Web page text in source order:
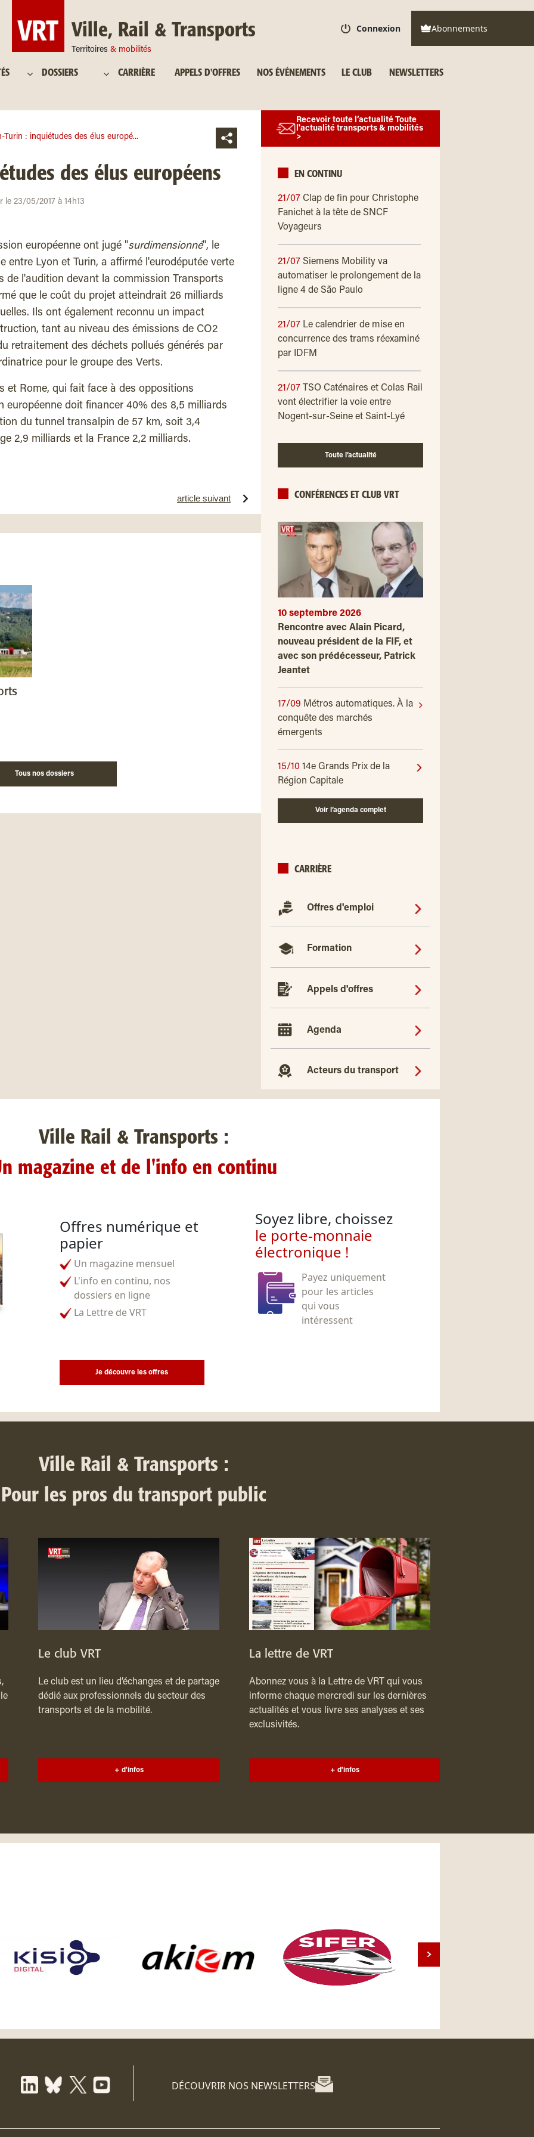
Ville, Rail & Transports
Territoires & mobilités
Connexion Abonnements
DOSSIERS CARRIÈRE APPELS D'OFFRES NOS ÉVÉNEMENTS LE CLUB NEWSLETTERS
Turin : inquiétudes des élus europé...
des élus européens
le 23/05/2017 à 14h13
européenne ont jugé "surdimensionné", le
entre Lyon et Turin, a affirmé l'eurodéputée verte
de l'audition devant la commission Transports
que le coût du projet atteindrait 26 milliards
Ils ont également reconnu un impact
tant au niveau des émissions de CO2
retraitement des déchets pollués générés par
pour le groupe des Verts.
et Rome, qui fait face à des oppositions
européenne doit financer 40% des 8,5 milliards
du tunnel transalpin de 57 km, soit 3,4
2,9 milliards et la France 2,2 milliards.
article suivant
Tous nos dossiers
Recevoir toute l’actualité Toute
l'actualité transports & mobilités
>
EN CONTINU
21/07 Clap de fin pour Christophe
Fanichet à la tête de SNCF
Voyageurs
21/07 Siemens Mobility va
automatiser le prolongement de la
ligne 4 de São Paulo
21/07 Le calendrier de mise en
concurrence des trams réexaminé
par IDFM
21/07
TSO Caténaires et Colas Rail
vont électrifier la voie entre
Nogent-sur-Seine et Saint-Lyé
Toute l’actualité
CONFÉRENCES ET CLUB VRT
10 septembre 2026
Rencontre avec Alain Picard,
nouveau président de la FIF, et
avec son prédécesseur, Patrick
Jeantet
17/09 Métros automatiques. À la
conquête des marchés
émergents
15/10 14e Grands Prix de la
Région Capitale
Voir l’agenda complet
CARRIÈRE
Offres d'emploi
Formation
Appels d'offres
Agenda
Acteurs du transport
Ville Rail & Transports :
magazine et de l'info en continu
Offres numérique et
papier
Un magazine mensuel
L'info en continu, nos
dossiers en ligne
La Lettre de VRT
Soyez libre, choissez
le porte-monnaie
électronique !
Payez uniquement
pour les articles
qui vous
intéressent
Je découvre les offres
Ville Rail & Transports :
Pour les pros du transport public
Le club VRT
Le club est un lieu d’échanges et de partage
dédié aux professionnels du secteur des
transports et de la mobilité.
+ d'infos
La lettre de VRT
Abonnez vous à la Lettre de VRT qui vous
informe chaque mercredi sur les dernières
actualités et vous livre ses analyses et ses
exclusivités.
+ d'infos
DÉCOUVRIR NOS NEWSLETTERS